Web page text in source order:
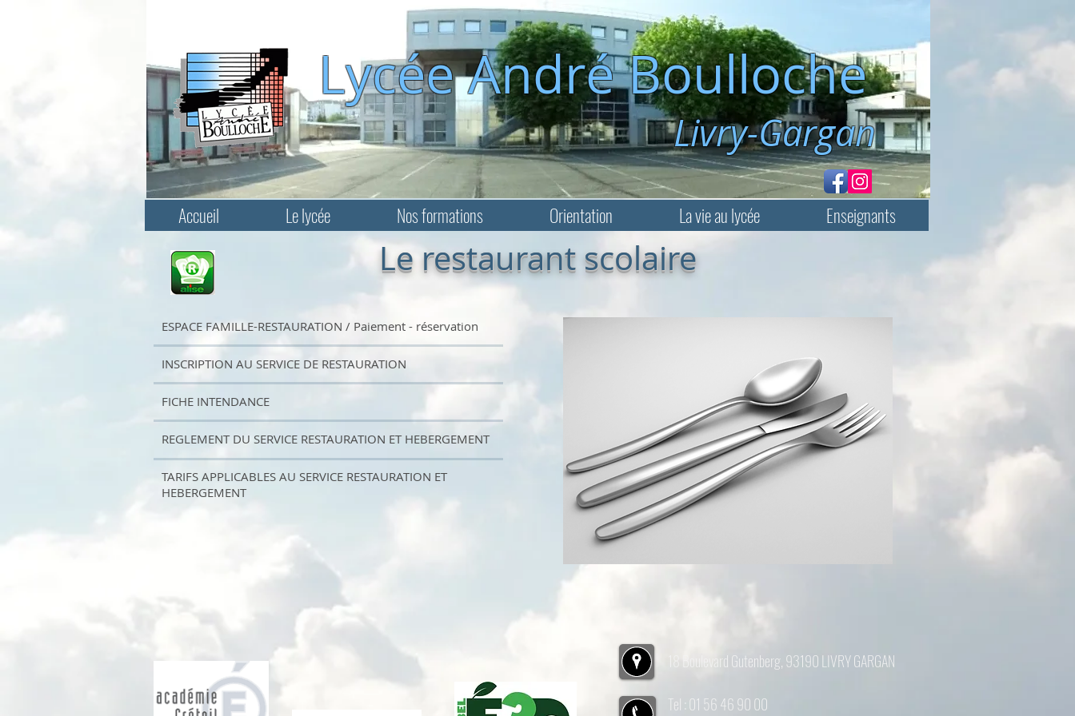
Lycée André Boulloche
Livry-Gargan
Accueil Le lycée Nos formations Orientation La vie au lycée Enseignants
Le restaurant scolaire
ESPACE FAMILLE-RESTAURATION / Paiement - réservation
INSCRIPTION AU SERVICE DE RESTAURATION
FICHE INTENDANCE
REGLEMENT DU SERVICE RESTAURATION ET HEBERGEMENT
TARIFS APPLICABLES AU SERVICE RESTAURATION ET
HEBERGEMENT
18 Boulevard Gutenberg, 93190 LIVRY GARGAN
Tel : 01 56 46 90 00